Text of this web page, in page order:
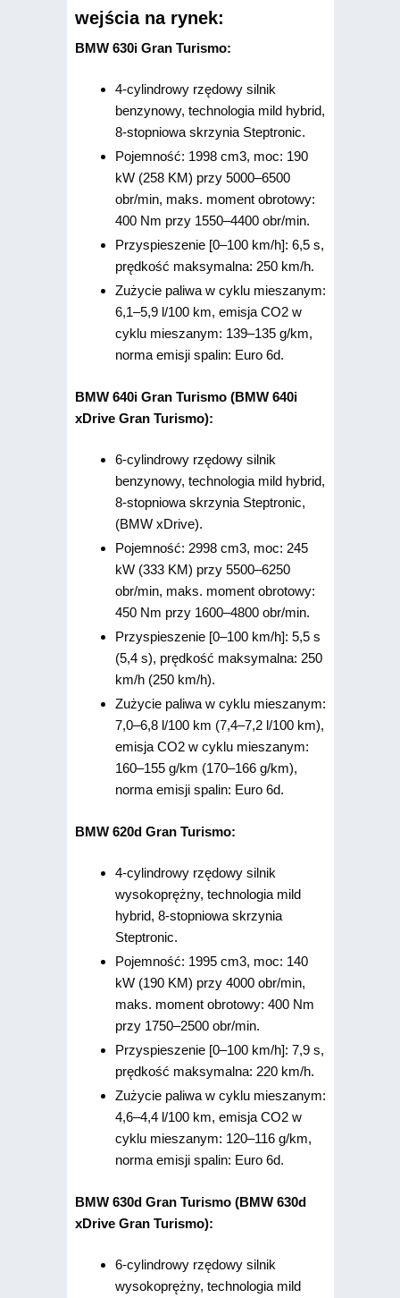
wejścia na rynek:
BMW 630i Gran Turismo:
4-cylindrowy rzędowy silnik
benzynowy, technologia mild hybrid,
8-stopniowa skrzynia Steptronic.
Pojemność: 1998 cm3, moc: 190
kW (258 KM) przy 5000–6500
obr/min, maks. moment obrotowy:
400 Nm przy 1550–4400 obr/min.
Przyspieszenie [0–100 km/h]: 6,5 s,
prędkość maksymalna: 250 km/h.
Zużycie paliwa w cyklu mieszanym:
6,1–5,9 l/100 km, emisja CO2 w
cyklu mieszanym: 139–135 g/km,
norma emisji spalin: Euro 6d.
BMW 640i Gran Turismo (BMW 640i
xDrive Gran Turismo):
6-cylindrowy rzędowy silnik
benzynowy, technologia mild hybrid,
8-stopniowa skrzynia Steptronic,
(BMW xDrive).
Pojemność: 2998 cm3, moc: 245
kW (333 KM) przy 5500–6250
obr/min, maks. moment obrotowy:
450 Nm przy 1600–4800 obr/min.
Przyspieszenie [0–100 km/h]: 5,5 s
(5,4 s), prędkość maksymalna: 250
km/h (250 km/h).
Zużycie paliwa w cyklu mieszanym:
7,0–6,8 l/100 km (7,4–7,2 l/100 km),
emisja CO2 w cyklu mieszanym:
160–155 g/km (170–166 g/km),
norma emisji spalin: Euro 6d.
BMW 620d Gran Turismo:
4-cylindrowy rzędowy silnik
wysokoprężny, technologia mild
hybrid, 8-stopniowa skrzynia
Steptronic.
Pojemność: 1995 cm3, moc: 140
kW (190 KM) przy 4000 obr/min,
maks. moment obrotowy: 400 Nm
przy 1750–2500 obr/min.
Przyspieszenie [0–100 km/h]: 7,9 s,
prędkość maksymalna: 220 km/h.
Zużycie paliwa w cyklu mieszanym:
4,6–4,4 l/100 km, emisja CO2 w
cyklu mieszanym: 120–116 g/km,
norma emisji spalin: Euro 6d.
BMW 630d Gran Turismo (BMW 630d
xDrive Gran Turismo):
6-cylindrowy rzędowy silnik
wysokoprężny, technologia mild